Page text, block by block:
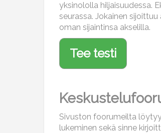
yksinololla hiljaisuudessa.
seurassa. Jokainen
oman sijaintinsa akselilla.
Sivuston foorumeilta
lukeminen sekä sinne